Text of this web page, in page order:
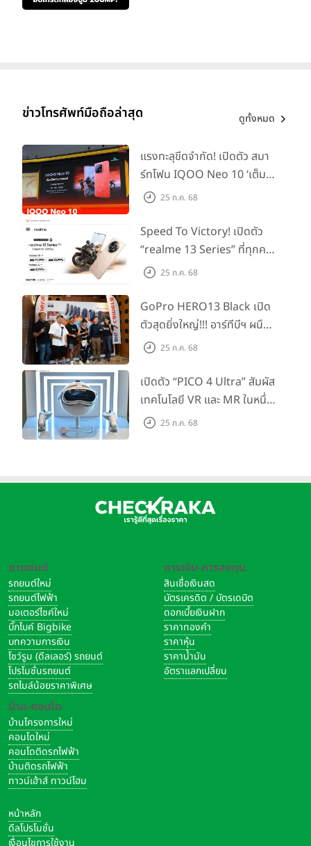
ข่าวโทรศัพท์มือถือล่าสุด ดูทั้งหมด
แรงทะลุขีดจำกัด! เปิดตัว สมา
ร์ทโฟน IQOO Neo 10 ‘เต็ม
แม็กซ์ในทุกแมตช์’ ในราคาเริ่ม
25 ก.ค. 68
Speed To Victory! เปิดตัว
“realme 13 Series” ที่ทุกคน
รอคอย อัพเกรดชิปเซ็ตตัวแรง
Dominator แห่งปี! ในราคา
เริ่มต้นเพียง 8,999 บาท
25 ก.ค. 68
GoPro HERO13 Black เปิด
ตัวสุดยิ่งใหญ่!!! อาร์ทีบีฯ ผนึก
กำลัง Big Camera และ
สร้างสรรค์ ‘GoPro...Go Pro
Creators’
25 ก.ค. 68
เปิดตัว “PICO 4 Ultra” สัมผัส
เทคโนโลยี VR และ MR ในหนึ่ง
เดียว ยกระดับการทำงานและ25 ก.ค. 68
ยานยนต์
รถยนต์ใหม่
รถยนต์ไฟฟ้า
มอเตอร์ไซค์ใหม่
บิ๊กไบค์ Bigbike
บทความการเงิน
โชว์รูม (ดีลเลอร์) รถยนต์
โปรโมชั่นรถยนต์
รถไมล์น้อยราคาพิเศษ
บ้าน-คอนโด
บ้านโครงการใหม่
คอนโดใหม่
คอนโดติดรถไฟฟ้า
บ้านติดรถไฟฟ้า
ทาวน์เฮ้าส์ ทาวน์โฮม
การเงิน-การลงทุน
สินเชื่อเงินสด
บัตรเครดิต / บัตรเดบิต
ดอกเบี้ยเงินฝาก
ราคาทองคำ
ราคาหุ้น
ราคาน้ำมัน
อัตราแลกเปลี่ยน
หน้าหลัก
ดีลโปรโมชั่น
เงื่อนไขการใช้งาน